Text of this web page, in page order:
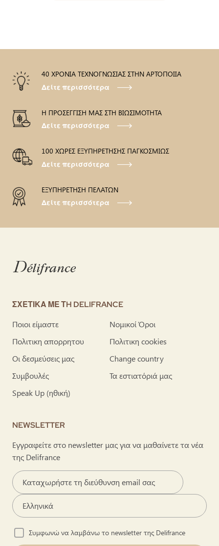
40 ΧΡΟΝΙΑ ΤΕΧΝΟΓΝΩΣΙΑΣ ΣΤΗΝ ΑΡΤΟΠΟΙΙΑ
Δείτε περισσότερα
Η ΠΡΟΣΕΓΓΙΣΗ ΜΑΣ ΣΤΗ ΒΙΩΣΙΜΟΤΗΤΑ
Δείτε περισσότερα
100 ΧΩΡΕΣ ΕΞΥΠΗΡΕΤΗΣΗΣ ΠΑΓΚΟΣΜΙΩΣ
Δείτε περισσότερα
ΕΞΥΠΗΡΕΤΗΣΗ ΠΕΛΑΤΩΝ
Δείτε περισσότερα
ΣΧΕΤΙΚΑ ΜΕ ΤH DELIFRANCE
Ποιοι είμαστε
Νομικοί Όροι
Πολιτικη απορρητου
Πολιτικη cookies
Οι δεσμεύσεις μας
Change country
Συμβουλές
Τα εστιατόριά μας
Speak Up (ηθική)
NEWSLETTER
Εγγραφείτε στο newsletter μας για να μαθαίνετε τα νέα
της Delifrance
Συμφωνώ να λαμβάνω το newsletter της Delifrance